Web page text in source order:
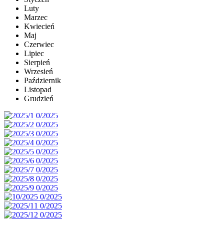
Luty
Marzec
Kwiecień
Maj
Czerwiec
Lipiec
Sierpień
Wrzesień
Październik
Listopad
Grudzień